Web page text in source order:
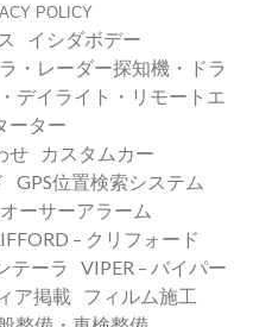
POLICY
イシダボデー
・レーダー探知機・ドラ
デイライト・リモートエ
ーター
せ
カスタムカー
GPS位置検索システム
ーサーアラーム
– クリフォード
テーラ
VIPER – バイパー
ア掲載
フィルム施工